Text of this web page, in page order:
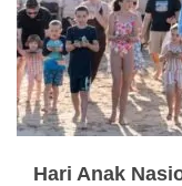
Hari Anak